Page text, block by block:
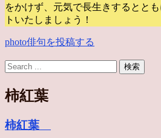
をかけず、元気で長生きするとと
トいたしましょう！
photo俳句を投稿する
柿紅葉
柿紅葉